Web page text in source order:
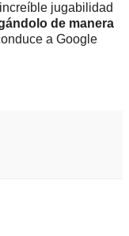
jugabilidad
de manera
a Google